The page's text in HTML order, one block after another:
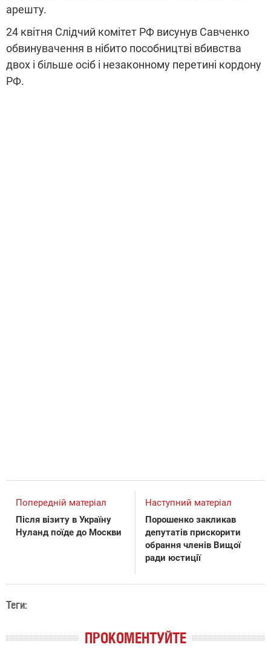
арешту.
24 квітня Слідчий комітет РФ висунув Савченко
обвинувачення в нібито пособництві вбивства
двох і більше осіб і незаконному перетині кордону
РФ.
Попередній матеріал
Після візиту в Україну
Нуланд поїде до Москви
Наступний матеріал
Порошенко закликав
депутатів прискорити
обрання членів Вищої
ради юстиції
Теги:
ПРОКОМЕНТУЙТЕ